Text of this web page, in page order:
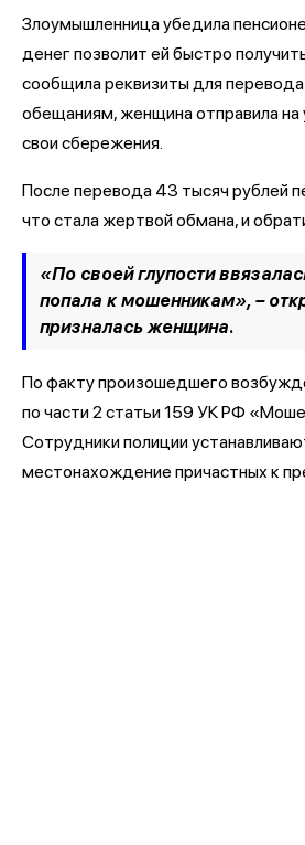
Злоумышленница убедила
денег позволит ей быстро
сообщила реквизиты для
обещаниям, женщина отправила на
свои сбережения.
После перевода 43 тысяч рублей
что стала жертвой обмана, и
«По своей глупости
попала к мошенникам», –
призналась женщина.
По факту произошедшего
по части 2 статьи 159 УК РФ
Сотрудники полиции
местонахождение причастных к